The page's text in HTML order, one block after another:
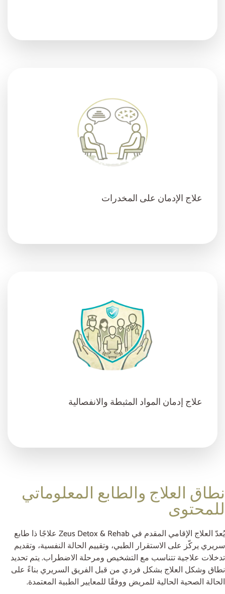
علاج الإدمان على المخدرات
علاج إدمان المواد المثبطة والانفصالية
نطاق العلاج والطابع المعلوماتي
للمحتوى
يُعدّ العلاج الإقامي المقدم في Zeus Detox & Rehab علاجًا ذا طابع
سريري يركّز على الاستقرار الطبي، وتقييم الحالة النفسية، وتقديم
تدخلات علاجية تتناسب مع التشخيص ومرحلة الاضطراب. يتم تحديد
نطاق وشكل العلاج بشكل فردي من قبل الفريق السريري بناءً على
الحالة الصحية الحالية للمريض ووفقًا للمعايير الطبية المعتمدة.